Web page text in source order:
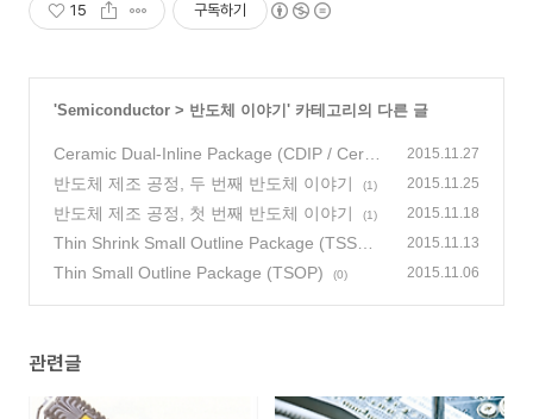
15 구독하기
'Semiconductor > 반도체 이야기 ' 카테고리의 다른 글
Ceramic Dual-Inline Package (CDIP / CerDI
P)
(0)
2015.11.27
반도체 제조 공정, 두 번째 반도체 이야기 (1) 2015.11.25
반도체 제조 공정, 첫 번째 반도체 이야기 (1) 2015.11.18
Thin Shrink Small Outline Package (TSSO
P)
(0)
2015.11.13
Thin Small Outline Package (TSOP) (0) 2015.11.06
관련글